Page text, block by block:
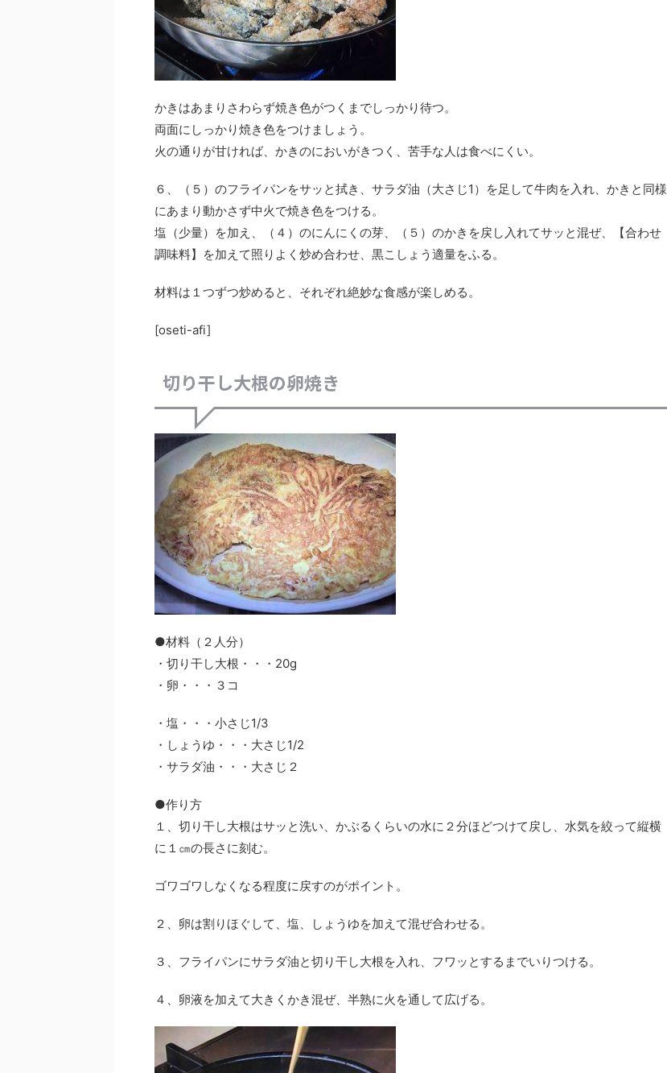
かきはあまりさわらず焼き色がつくまでしっかり待つ。
両面にしっかり焼き色をつけましょう。
火の通りが甘ければ、かきのにおいがきつく、苦手な人は食べにくい。
６、（５）のフライパンをサッと拭き、サラダ油（大さじ1）を足して牛肉を入れ、かきと同様
にあまり動かさず中火で焼き色をつける。
塩（少量）を加え、（４）のにんにくの芽、（５）のかきを戻し入れてサッと混ぜ、【合わせ
調味料】を加えて照りよく炒め合わせ、黒こしょう適量をふる。
材料は１つずつ炒めると、それぞれ絶妙な食感が楽しめる。
[oseti-afi]
切り干し大根の卵焼き
●材料（２人分）
・切り干し大根・・・20g
・卵・・・３コ
・塩・・・小さじ1/3
・しょうゆ・・・大さじ1/2
・サラダ油・・・大さじ２
●作り方
１、切り干し大根はサッと洗い、かぶるくらいの水に２分ほどつけて戻し、水気を絞って縦横
に１㎝の長さに刻む。
ゴワゴワしなくなる程度に戻すのがポイント。
２、卵は割りほぐして、塩、しょうゆを加えて混ぜ合わせる。
３、フライパンにサラダ油と切り干し大根を入れ、フワッとするまでいりつける。
４、卵液を加えて大きくかき混ぜ、半熟に火を通して広げる。